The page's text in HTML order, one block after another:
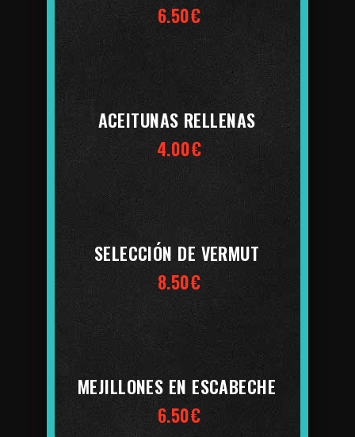
6.50€
ACEITUNAS RELLENAS
4.00€
SELECCIÓN DE VERMUT
8.50€
MEJILLONES EN ESCABECHE
6.50€